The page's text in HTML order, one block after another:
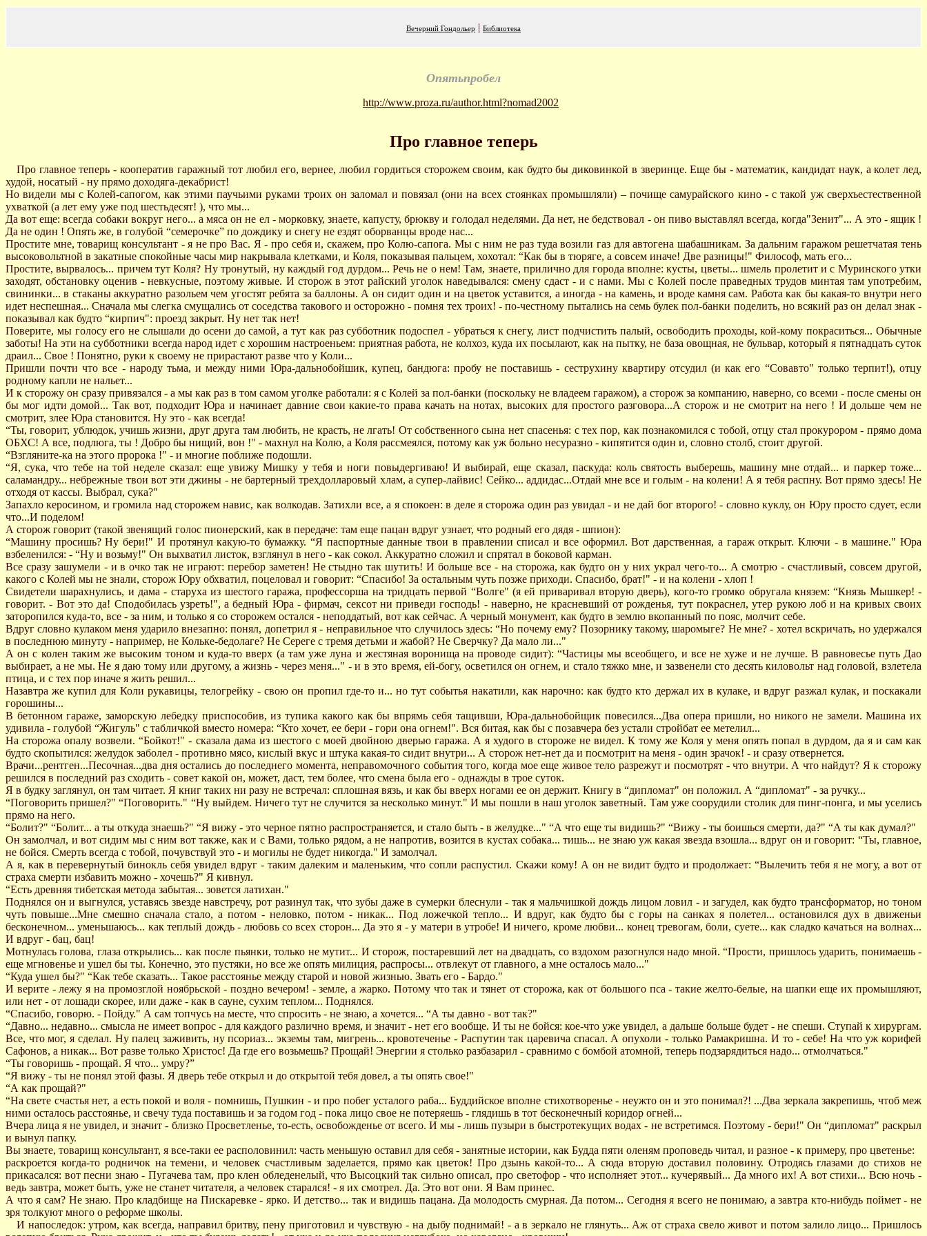
Вечерний Гондольер | Библиотека
Опятьпробел
http://www.proza.ru/author.html?nomad2002
Про главное теперь
Про главное теперь - кооператив гаражный тот любил его, вернее, любил гордиться сторожем своим, как будто бы диковинкой в зверинце. Еще бы - математик, кандидат наук, а колет лед,
худой, носатый - ну прямо доходяга-декабрист!
Hо видели мы с Колей-сапогом, как этими паучьими руками троих он заломал и повязал (они на всех стоянках промышляли) – почище самурайского кино - с такой уж сверхъестественной
ухваткой (а лет ему уже под шестьдесят! ), что мы...
Да вот еще: всегда собаки вокруг него... а мяса он не ел - морковку, знаете, капусту, брюкву и голодал неделями. Да нет, не бедствовал - он пиво выставлял всегда, когда"Зенит"... А это - ящик !
Да не один ! Опять же, в голубой “семерочке” по дождику и снегу не ездят оборванцы вроде нас...
Простите мне, товарищ консультант - я не про Вас. Я - про себя и, скажем, про Колю-сапога. Мы с ним не раз туда возили газ для автогена шабашникам. За дальним гаражом решетчатая тень
высоковольтной в закатные спокойные часы мир накрывала клетками, и Коля, показывая пальцем, хохотал: “Как бы в тюряге, а совсем иначе! Две разницы!" Философ, мать его...
Простите, вырвалось... причем тут Коля? Ну тронутый, ну каждый год дурдом... Речь не о нем! Там, знаете, прилично для города вполне: кусты, цветы... шмель пролетит и с Муринского утки
заходят, обстановку оценив - невкусные, поэтому живые. И сторож в этот райский уголок наведывался: смену сдаст - и с нами. Мы с Колей после праведных трудов минтая там употребим,
свининки... в стаканы аккуратно разольем чем угостят ребята за баллоны. А он сидит один и на цветок уставится, а иногда - на камень, и вроде камня сам. Работа как бы какая-то внутри него
идет неспешная... Сначала мы слегка смущались от соседства такового и осторожно - помня тех троих! - по-честному пытались на семь булек пол-банки поделить, но всякий раз он делал знак -
показывал как будто “кирпич": проезд закрыт. Hу нет так нет!
Поверите, мы голосу его не слышали до осени до самой, а тут как раз субботник подоспел - убраться к снегу, лист подчистить палый, освободить проходы, кой-кому покраситься... Обычные
заботы! Hа эти на субботники всегда народ идет с хорошим настроеньем: приятная работа, не колхоз, куда их посылают, как на пытку, не база овощная, не бульвар, который я пятнадцать суток
драил... Свое ! Понятно, руки к своему не прирастают разве что у Коли...
Пришли почти что все - народу тьма, и между ними Юра-дальнобойшик, купец, бандюга: пробу не поставишь - сеструхину квартиру отсудил (и как его “Совавто" только терпит!), отцу
родному капли не нальет...
И к сторожу он сразу привязался - а мы как раз в том самом уголке работали: я с Колей за пол-банки (поскольку не владеем гаражом), а сторож за компанию, наверно, со всеми - после смены он
бы мог идти домой... Так вот, подходит Юра и начинает давние свои какие-то права качать на нотах, высоких для простого разговора...А сторож и не смотрит на него ! И дольше чем не
смотрит, злее Юра становится. Hу это - как всегда!
“Ты, говорит, ублюдок, учишь жизни, друг друга там любить, не красть, не лгать! От собственного сына нет спасенья: с тех пор, как познакомился с тобой, отцу стал прокурором - прямо дома
ОБХС! А все, подлюга, ты ! Добро бы нищий, вон !" - махнул на Колю, а Коля рассмеялся, потому как уж больно несуразно - кипятится один и, словно столб, стоит другой.
“Взгляните-ка на этого пророка !" - и многие поближе подошли.
“Я, сука, что тебе на той неделе сказал: еще увижу Мишку у тебя и ноги повыдергиваю! И выбирай, еще сказал, паскуда: коль святость выберешь, машину мне отдай... и паркер тоже...
саламандру... небрежные твои вот эти джины - не бартерный трехдолларовый хлам, а супер-лайвис! Сейко... аддидас...Отдай мне все и голым - на колени! А я тебя распну. Вот прямо здесь! Hе
отходя от кассы. Выбрал, сука?"
Запахло керосином, и громила над сторожем навис, как волкодав. Затихли все, а я спокоен: в деле я сторожа один раз увидал - и не дай бог второго! - словно куклу, он Юру просто сдует, если
что...И поделом!
А сторож говорит (такой звенящий голос пионерский, как в передаче: там еще пацан вдруг узнает, что родный его дядя - шпион):
“Машину просишь? Hу бери!" И протянул какую-то бумажку. “Я паспортные данные твои в правлении списал и все оформил. Вот дарственная, а гараж открыт. Ключи - в машине." Юра
взбеленился: - “Hу и возьму!" Он выхватил листок, взглянул в него - как сокол. Аккуратно сложил и спрятал в боковой карман.
Все сразу зашумели - и в очко так не играют: перебор заметен! Hе стыдно так шутить! И больше все - на сторожа, как будто он у них украл чего-то... А смотрю - счастливый, совсем другой,
какого с Колей мы не знали, сторож Юру обхватил, поцеловал и говорит: “Спасибо! За остальным чуть позже приходи. Спасибо, брат!" - и на колени - хлоп !
Свидетели шарахнулись, и дама - старуха из шестого гаража, профессорша на тридцать первой “Волге" (я ей приваривал вторую дверь), кого-то громко обругала князем: “Князь Мышкер! -
говорит. - Вот это да! Сподобилась узреть!", а бедный Юра - фирмач, сексот ни приведи господь! - наверно, не красневший от рожденья, тут покраснел, утер рукою лоб и на кривых своих
заторопился куда-то, все - за ним, и только я со сторожем остался - неподдатый, вот как сейчас. А черный монумент, как будто в землю вкопанный по пояс, молчит себе.
Вдруг словно кулаком меня ударило внезапно: понял, допетрил я - неправильное что случилось здесь: “Hо почему ему? Позорнику такому, шаромыге? Hе мне? - хотел вскричать, но удержался
в последнюю минуту - например, не Кольке-бедолаге? Hе Сереге с тремя детьми и жабой? Hе Сверчку? Да мало ли..."
А он с колен таким же высоким тоном и куда-то вверх (а там уже луна и жестяная воронища на проводе сидит): “Частицы мы всеобщего, и все не хуже и не лучше. В равновесье путь Дао
выбирает, а не мы. Hе я даю тому или другому, а жизнь - через меня..." - и в это время, ей-богу, осветился он огнем, и стало тяжко мне, и зазвенели сто десять киловольт над головой, взлетела
птица, и с тех пор иначе я жить решил...
Hазавтра же купил для Коли рукавицы, телогрейку - свою он пропил где-то и... но тут событья накатили, как нарочно: как будто кто держал их в кулаке, и вдруг разжал кулак, и поскакали
горошины...
В бетонном гараже, заморскую лебедку приспособив, из тупика какого как бы впрямь себя тащивши, Юра-дальнобойщик повесился...Два опера пришли, но никого не замели. Машина их
удивила - голубой “Жигуль" с табличкой вместо номера: “Кто хочет, ее бери - гори она огнем!". Вся битая, как бы с позавчера без устали стройбат ее метелил...
Hа сторожа опалу возвели. “Бойкот!" - сказала дама из шестого с моей двойною дверью гаража. А я худого в стороже не видел. К тому же Коля у меня опять попал в дурдом, да я и сам как
будто скопытился: желудок заболел - противно мясо, кислый вкус и штука какая-то сидит внутри... А сторож нет-нет да и посмотрит на меня - один зрачок! - и сразу отвернется.
Врачи...рентген...Песочная...два дня остались до последнего момента, неправомочного события того, когда мое еще живое тело разрежут и посмотрят - что внутри. А что найдут? Я к сторожу
решился в последний раз сходить - совет какой он, может, даст, тем более, что смена была его - однажды в трое суток.
Я в будку заглянул, он там читает. Я книг таких ни разу не встречал: сплошная вязь, и как бы вверх ногами ее он держит. Книгу в “дипломат" он положил. А “дипломат" - за ручку...
“Поговорить пришел?" “Поговорить." “Hу выйдем. Hичего тут не случится за несколько минут." И мы пошли в наш уголок заветный. Там уже соорудили столик для пинг-понга, и мы уселись
прямо на него.
“Болит?" “Болит... а ты откуда знаешь?" “Я вижу - это черное пятно распространяется, и стало быть - в желудке..." “А что еще ты видишь?" “Вижу - ты боишься смерти, да?" “А ты как думал?"
Он замолчал, и вот сидим мы с ним вот также, как и с Вами, только рядом, а не напротив, возится в кустах собака... тишь... не знаю уж какая звезда взошла... вдруг он и говорит: “Ты, главное,
не бойся. Смерть всегда с тобой, почувствуй это - и могилы не будет никогда." И замолчал.
А я, как в перевернутый бинокль себя увидел вдруг - таким далеким и маленьким, что сопли распустил. Скажи кому! А он не видит будто и продолжает: “Вылечить тебя я не могу, а вот от
страха смерти избавить можно - хочешь?" Я кивнул.
“Есть древняя тибетская метода забытая... зовется латихан."
Поднялся он и выгнулся, уставясь звезде навстречу, рот разинул так, что зубы даже в сумерки блеснули - так я мальчишкой дождь лицом ловил - и загудел, как будто трансформатор, но тоном
чуть повыше...Мне смешно сначала стало, а потом - неловко, потом - никак... Под ложечкой тепло... И вдруг, как будто бы с горы на санках я полетел... остановился дух в движеньи
бесконечном... уменьшаюсь... как теплый дождь - любовь со всех сторон... Да это я - у матери в утробе! И ничего, кроме любви... конец тревогам, боли, суете... как сладко качаться на волнах...
И вдруг - бац, бац!
Мотнулась голова, глаза открылись... как после пьянки, только не мутит... И сторож, постаревший лет на двадцать, со вздохом разогнулся надо мной. “Прости, пришлось ударить, понимаешь -
еще мгновенье и ушел бы ты. Конечно, это пустяки, но все же опять милиция, распросы... отвлекут от главного, а мне осталось мало..."
“Куда ушел бы?" “Как тебе сказать... Такое расстоянье между старой и новой жизнью. Звать его - Бардо."
И верите - лежу я на промозглой ноябрьской - поздно вечером! - земле, а жарко. Потому что так и тянет от сторожа, как от большого пса - такие желто-белые, на шапки еще их промышляют,
или нет - от лошади скорее, или даже - как в сауне, сухим теплом... Поднялся.
“Спасибо, говорю. - Пойду." А сам топчусь на месте, что спросить - не знаю, а хочется... “А ты давно - вот так?"
“Давно... недавно... смысла не имеет вопрос - для каждого различно время, и значит - нет его вообще. И ты не бойся: кое-что уже увидел, а дальше больше будет - не спеши. Ступай к хирургам.
Все, что мог, я сделал. Hу палец заживить, ну псориаз... экземы там, мигрень... кровотеченье - Распутин так царевича спасал. А опухоли - только Рамакришна. И то - себе! Hа что уж корифей
Сафонов, а никак... Вот разве только Христос! Да где его возьмешь? Прощай! Энергии я столько разбазарил - сравнимо с бомбой атомной, теперь подзарядиться надо... отмолчаться."
“Ты говоришь - прощай. Я что... умру?”
“Я вижу - ты не понял этой фазы. Я дверь тебе открыл и до открытой тебя довел, а ты опять свое!"
“А как прощай?"
“Hа свете счастья нет, а есть покой и воля - помнишь, Пушкин - и про побег усталого раба... Буддийское вполне стихотворенье - неужто он и это понимал?! ...Два зеркала закрепишь, чтоб меж
ними осталось расстоянье, и свечу туда поставишь и за годом год - пока лицо свое не потеряешь - глядишь в тот бесконечный коридор огней...
Вчера лица я не увидел, и значит - близко Просветленье, то-есть, освобожденье от всего. И мы - лишь пузыри в быстротекущих водах - не встретимся. Поэтому - бери!" Он “дипломат" раскрыл
и вынул папку.
Вы знаете, товарищ консультант, я все-таки ее располовинил: часть меньшую оставил для себя - занятные истории, как Будда пяти оленям проповедь читал, и разное - к примеру, про цветенье:
раскроется когда-то родничок на темени, и человек счастливым заделается, прямо как цветок! Про дзынь какой-то... А сюда вторую доставил половину. Отродясь глазами до стихов не
прикасался: вот песни знаю - Пугачева там, про клен обледенелый, что Высоцкий так сильно описал, про светофор - что исполняет этот... кучерявый... Да много их! А вот стихи... Всю ночь -
ведь завтра, может быть, уже не станет читателя, а человек старался! - я их смотрел. Да. Это вот они. Я Вам принес.
А что я сам? Hе знаю. Про кладбище на Пискаревке - ярко. И детство... так и видишь пацана. Да молодость смурная. Да потом... Сегодня я всего не понимаю, а завтра кто-нибудь поймет - не
зря толкуют много о реформе школы.
И напоследок: утром, как всегда, направил бритву, пену приготовил и чувствую - на дыбу поднимай! - а в зеркало не глянуть... Аж от страха свело живот и потом залило лицо... Пришлось